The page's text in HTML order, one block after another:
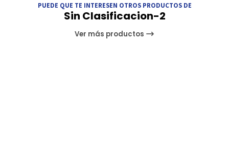
PUEDE QUE TE INTERESEN OTROS PRODUCTOS DE
Sin Clasificacion-2
Ver más productos